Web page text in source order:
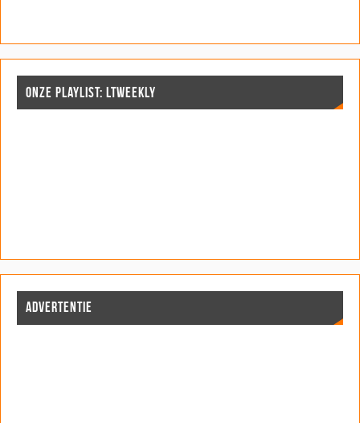
ONZE PLAYLIST: LTWEEKLY
ADVERTENTIE